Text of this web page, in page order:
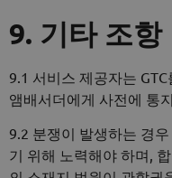
9. 기타 조항
9.1 서비스 제공자는
앰배서더에게 사전에 통
9.2 분쟁이 발생하는 경
기 위해 노력해야 하며,